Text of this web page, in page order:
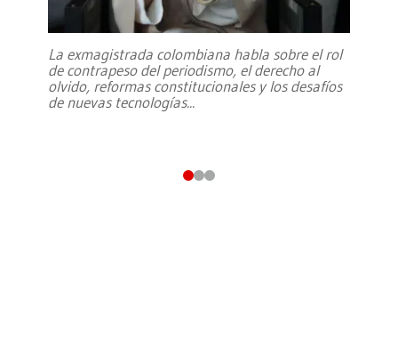
La exmagistrada colombiana habla sobre el rol
de contrapeso del periodismo, el derecho al
olvido, reformas constitucionales y los desafíos
de nuevas tecnologías...